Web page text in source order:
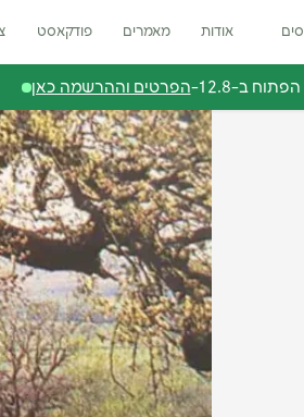
אודות מאמרים פודקאסט
ב-12.8- הפרטים וההרשמה כאן